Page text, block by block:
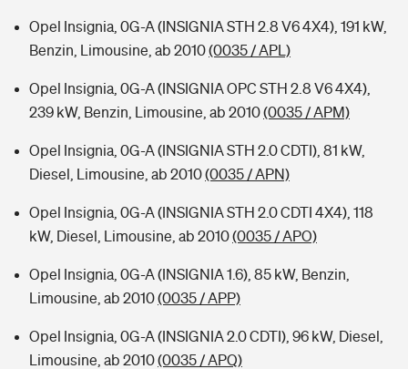
Opel Insignia, 0G-A (INSIGNIA STH 2.8 V6 4X4), 191 kW,
Benzin, Limousine, ab 2010(0035 / APL)
Opel Insignia, 0G-A (INSIGNIA OPC STH 2.8 V6 4X4),
239 kW, Benzin, Limousine, ab 2010(0035 / APM)
Opel Insignia, 0G-A (INSIGNIA STH 2.0 CDTI), 81 kW,
Diesel, Limousine, ab 2010(0035 / APN)
Opel Insignia, 0G-A (INSIGNIA STH 2.0 CDTI 4X4), 118
kW, Diesel, Limousine, ab 2010(0035 / APO)
Opel Insignia, 0G-A (INSIGNIA 1.6), 85 kW, Benzin,
Limousine, ab 2010(0035 / APP)
Opel Insignia, 0G-A (INSIGNIA 2.0 CDTI), 96 kW, Diesel,
Limousine, ab 2010(0035 / APQ)